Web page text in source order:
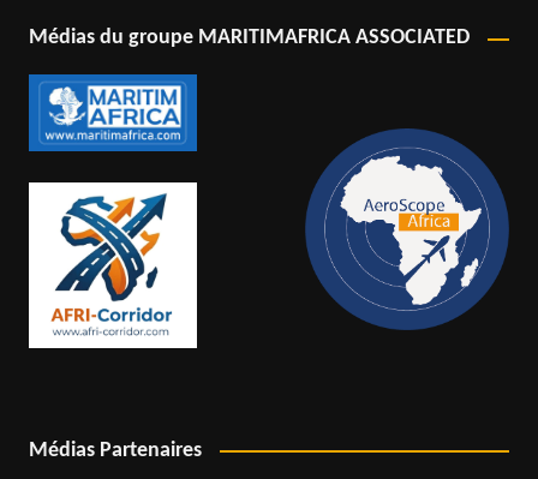
Médias du groupe MARITIMAFRICA ASSOCIATED
Médias Partenaires